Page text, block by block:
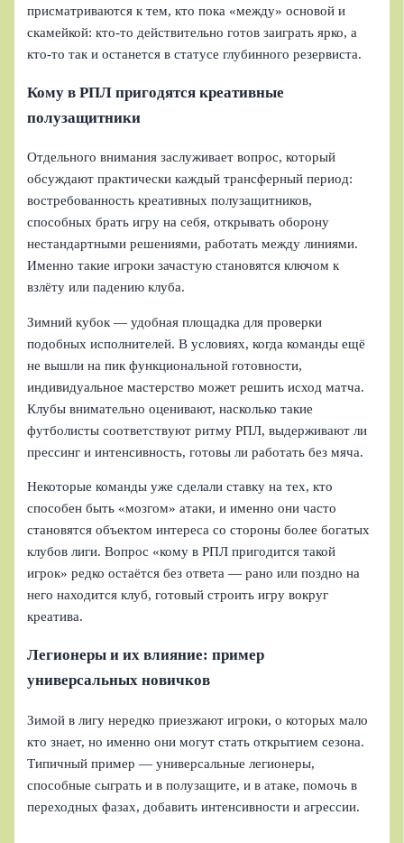
присматриваются к тем, кто пока «между» основой и
скамейкой: кто-то действительно готов заиграть ярко, а
кто-то так и останется в статусе глубинного резервиста.
Кому в РПЛ пригодятся креативные
полузащитники
Отдельного внимания заслуживает вопрос, который
обсуждают практически каждый трансферный период:
востребованность креативных полузащитников,
способных брать игру на себя, открывать оборону
нестандартными решениями, работать между линиями.
Именно такие игроки зачастую становятся ключом к
взлёту или падению клуба.
Зимний кубок — удобная площадка для проверки
подобных исполнителей. В условиях, когда команды ещё
не вышли на пик функциональной готовности,
индивидуальное мастерство может решить исход матча.
Клубы внимательно оценивают, насколько такие
футболисты соответствуют ритму РПЛ, выдерживают ли
прессинг и интенсивность, готовы ли работать без мяча.
Некоторые команды уже сделали ставку на тех, кто
способен быть «мозгом» атаки, и именно они часто
становятся объектом интереса со стороны более богатых
клубов лиги. Вопрос «кому в РПЛ пригодится такой
игрок» редко остаётся без ответа — рано или поздно на
него находится клуб, готовый строить игру вокруг
креатива.
Легионеры и их влияние: пример
универсальных новичков
Зимой в лигу нередко приезжают игроки, о которых мало
кто знает, но именно они могут стать открытием сезона.
Типичный пример — универсальные легионеры,
способные сыграть и в полузащите, и в атаке, помочь в
переходных фазах, добавить интенсивности и агрессии.